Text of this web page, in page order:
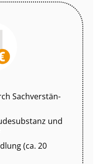
Sach­ver­stän­
und
(ca. 20